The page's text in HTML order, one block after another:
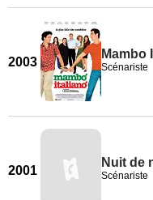
2003
Mambo
Scénariste
2001
Nuit de
Scénariste